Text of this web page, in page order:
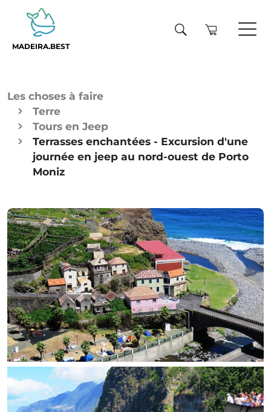
MADEIRA.BEST
Les choses à faire
Terre
Tours en Jeep
Terrasses enchantées - Excursion d'une
journée en jeep au nord-ouest de Porto
Moniz